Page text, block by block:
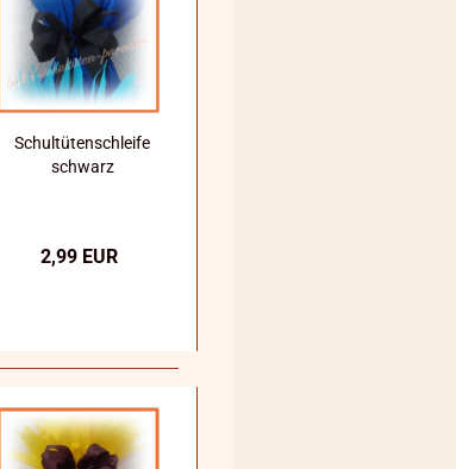
Schultütenschleife
schwarz
2,99 EUR